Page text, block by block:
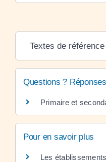
Textes de référence
Questions ?
Primaire et
Pour en savoir plus
Les